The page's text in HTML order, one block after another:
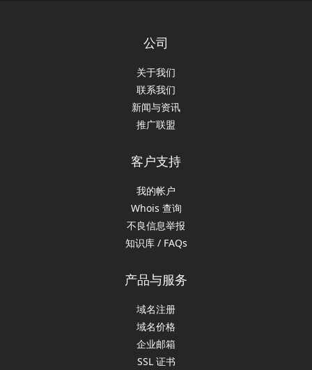
公司
关于我们
联系我们
新闻与资讯
推广联盟
客户支持
我的帐户
Whois 查询
不良信息举报
知识库 / FAQs
产品与服务
域名注册
域名价格
企业邮箱
SSL 证书